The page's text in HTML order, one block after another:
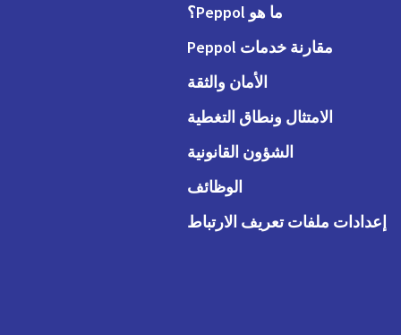
ما هو Peppol؟
مقارنة خدمات Peppol
الأمان والثقة
الامتثال ونطاق التغطية
الشؤون القانونية
الوظائف
إعدادات ملفات تعريف الارتباط